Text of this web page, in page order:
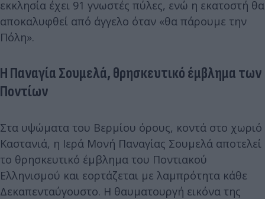
εκκλησία έχει 91 γνωστές πύλες, ενώ η εκατοστή θα
αποκαλυφθεί από άγγελο όταν «θα πάρουμε την
Πόλη».
Η Παναγία Σουμελά, θρησκευτικό έμβλημα των
Ποντίων
Στα υψώματα του Βερμίου όρους, κοντά στο χωριό
Καστανιά, η Ιερά Μονή Παναγίας Σουμελά αποτελεί
το θρησκευτικό έμβλημα του Ποντιακού
Ελληνισμού και εορτάζεται με λαμπρότητα κάθε
Δεκαπενταύγουστο. H θαυματουργή εικόνα της